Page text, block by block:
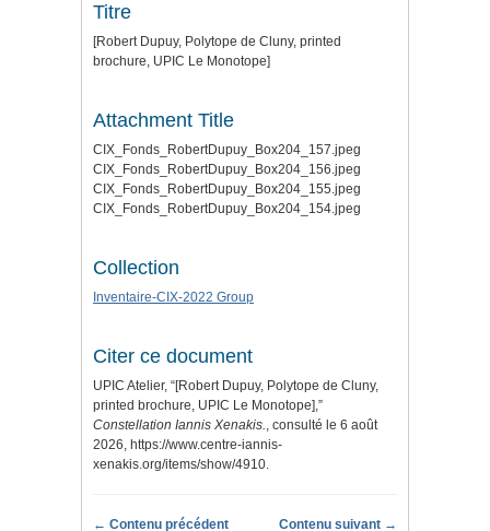
Titre
[Robert Dupuy, Polytope de Cluny, printed
brochure, UPIC Le Monotope]
Attachment Title
CIX_Fonds_RobertDupuy_Box204_157.jpeg
CIX_Fonds_RobertDupuy_Box204_156.jpeg
CIX_Fonds_RobertDupuy_Box204_155.jpeg
CIX_Fonds_RobertDupuy_Box204_154.jpeg
Collection
Inventaire-CIX-2022 Group
Citer ce document
UPIC Atelier, “[Robert Dupuy, Polytope de Cluny,
printed brochure, UPIC Le Monotope],”
Constellation Iannis Xenakis., consulté le 6 août
2026, https://www.centre-iannis-
xenakis.org/items/show/4910.
← Contenu précédent Contenu suivant →